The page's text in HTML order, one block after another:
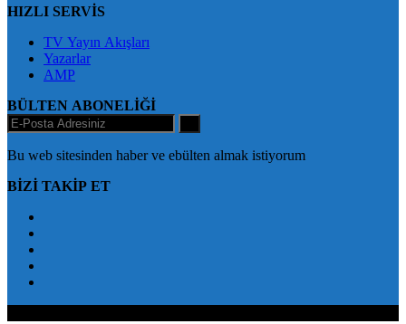
HIZLI SERVİS
TV Yayın Akışları
Yazarlar
AMP
BÜLTEN ABONELİĞİ
Bu web sitesinden haber ve ebülten almak istiyorum
BİZİ TAKİP ET